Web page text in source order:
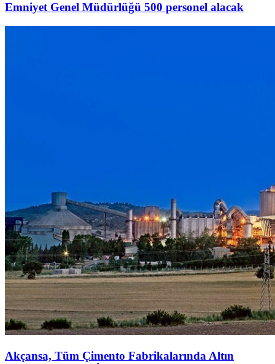
Emniyet Genel Müdürlüğü 500 personel alacak
Akçansa, Tüm Çimento Fabrikalarında Altın